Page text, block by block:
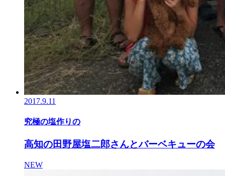
2017.9.11
究極の塩作りの
高知の田野屋塩二郎さんとバーベキューの会
NEW